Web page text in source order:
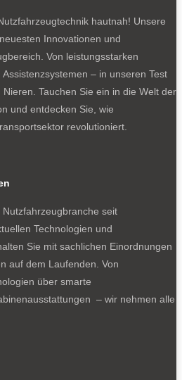
hautnah! Unsere
Innovationen und
Von leistungsstarken
– in unseren Test
Tauchen Sie ein in die Welt der
und entdecken Sie, wie
revolutioniert.
seit
Technologien und
Sie mit sachlichen Einordnungen
auf dem Laufenden. Von
über smarte
– wir nehmen alle